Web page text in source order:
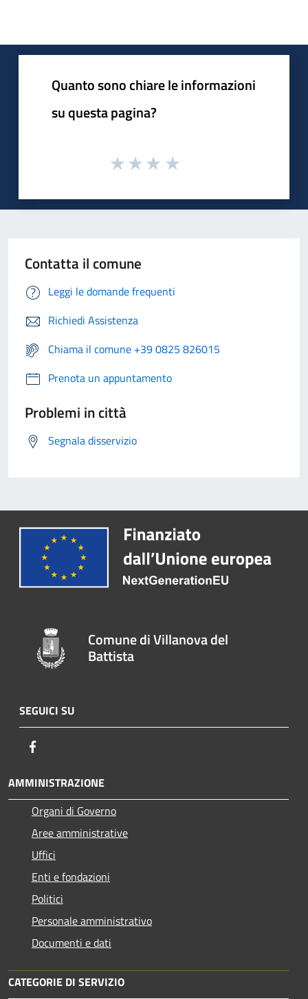
Quanto sono chiare le informazioni
su questa pagina?
Contatta il comune
Leggi le domande frequenti
Richiedi Assistenza
Chiama il comune +39 0825 826015
Prenota un appuntamento
Problemi in città
Segnala disservizio
Comune di Villanova del
Battista
SEGUICI SU
AMMINISTRAZIONE
Organi di Governo
Aree amministrative
Uffici
Enti e fondazioni
Politici
Personale amministrativo
Documenti e dati
CATEGORIE DI SERVIZIO